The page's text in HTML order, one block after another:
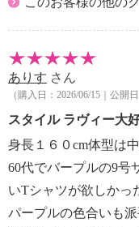
ありす さん
（購入日：2026/06/15｜公開日
スタイル ラヴィー大
身長１６０cm体型は
60代でバープルの9号
いTシャツが欲しかっ
パープルの色合いも派